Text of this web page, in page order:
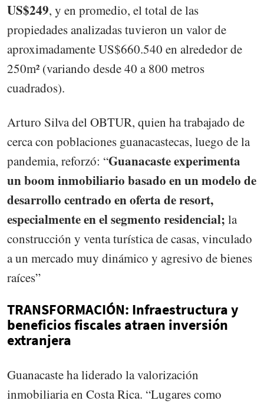
US$249, y en promedio, el total de las
propiedades analizadas tuvieron un valor de
aproximadamente US$660.540 en alrededor de
250m² (variando desde 40 a 800 metros
cuadrados).
Arturo Silva del OBTUR, quien ha trabajado de
cerca con poblaciones guanacastecas, luego de la
pandemia, reforzó: “Guanacaste experimenta
un boom inmobiliario basado en un modelo de
desarrollo centrado en oferta de resort,
especialmente en el segmento residencial; la
construcción y venta turística de casas, vinculado
a un mercado muy dinámico y agresivo de bienes
raíces”
TRANSFORMACIÓN: Infraestructura y
beneficios fiscales atraen inversión
extranjera
Guanacaste ha liderado la valorización
inmobiliaria en Costa Rica. “Lugares como